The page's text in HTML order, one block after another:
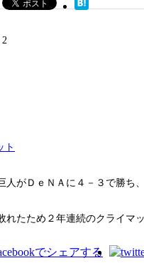
2
人がＤｅＮＡに４－３で勝ち
れたため２年連続のクライマ